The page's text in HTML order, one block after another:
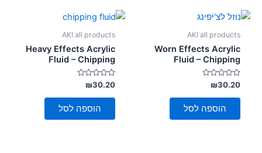
AKI all products
Worn Effects Acrylic
Fluid – Chipping
דורג
0
מתוך
₪30.20
הוספה לסל
AKI all products
Heavy Effects Acrylic
Fluid – Chipping
דורג
0
מתוך
₪30.20
הוספה לסל